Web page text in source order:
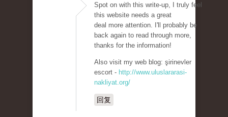
Spot on with this write-up, I truly feel
this website needs a great
deal more attention. I'll probably be
back again to read through more,
thanks for the information!
Also visit my web blog: şirinevler
escort - http://www.uluslararasi-
nakliyat.org/
回复